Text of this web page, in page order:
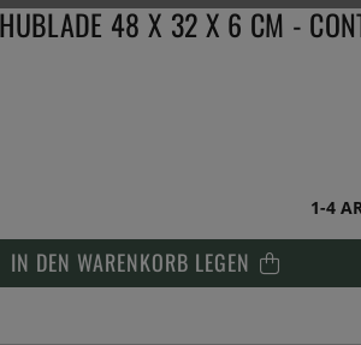
48 X 32 X 6 CM -
1-4
IN DEN WARENKORB LEGEN